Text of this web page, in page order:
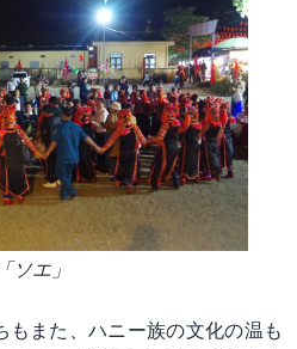
ソエ」
もまた、ハニー族の文化の温も